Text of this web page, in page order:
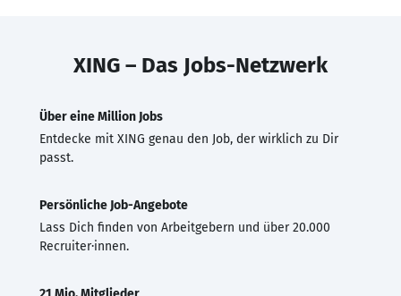
XING – Das Jobs-Netzwerk
Über eine Million Jobs
Entdecke mit XING genau den Job, der wirklich zu Dir
passt.
Persönliche Job-Angebote
Lass Dich finden von Arbeitgebern und über 20.000
Recruiter·innen.